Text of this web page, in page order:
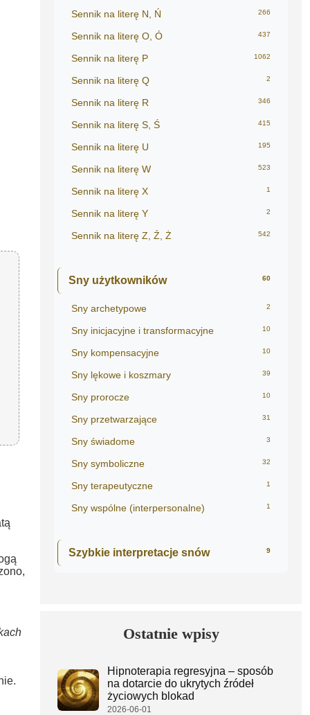
Sennik na literę N, Ń 266
Sennik na literę O, Ó 437
Sennik na literę P 1062
Sennik na literę Q 2
Sennik na literę R 346
Sennik na literę S, Ś 415
Sennik na literę U 195
Sennik na literę W 523
Sennik na literę X 1
Sennik na literę Y 2
Sennik na literę Z, Ź, Ż 542
Sny użytkowników 60
Sny archetypowe 2
Sny inicjacyjne i transformacyjne 10
Sny kompensacyjne 10
Sny lękowe i koszmary 39
Sny prorocze 10
Sny przetwarzające 31
Sny świadome 3
Sny symboliczne 32
Sny terapeutyczne 1
Sny wspólne (interpersonalne) 1
Szybkie interpretacje snów 9
Ostatnie wpisy
Hipnoterapia regresyjna – sposób
na dotarcie do ukrytych źródeł
życiowych blokad
2026-06-01